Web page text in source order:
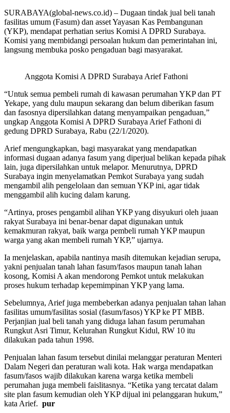
SURABAYA(global-news.co.id) – Dugaan tindak jual beli tanah
fasilitas umum (Fasum) dan asset Yayasan Kas Pembangunan
(YKP), mendapat perhatian serius Komisi A DPRD Surabaya.
Komisi yang membidangi persoalan hukum dan pemerintahan ini,
langsung membuka posko pengaduan bagi masyarakat.
Anggota Komisi A DPRD Surabaya Arief Fathoni
“Untuk semua pembeli rumah di kawasan perumahan YKP dan PT
Yekape, yang dulu maupun sekarang dan belum diberikan fasum
dan fasosnya dipersilahkan datang menyampaikan pengaduan,”
ungkap Anggota Komisi A DPRD Surabaya Arief Fathoni di
gedung DPRD Surabaya, Rabu (22/1/2020).
Arief mengungkapkan, bagi masyarakat yang mendapatkan
informasi dugaan adanya fasum yang diperjual belikan kepada pihak
lain, juga dipersilahkan untuk melapor. Menurutnya, DPRD
Surabaya ingin menyelamatkan Pemkot Surabaya yang sudah
mengambil alih pengelolaan dan semuan YKP ini, agar tidak
menggambil alih kucing dalam karung.
“Artinya, proses pengambil alihan YKP yang disyukuri oleh juaan
rakyat Surabaya ini benar-benar dapat digunakan untuk
kemakmuran rakyat, baik warga pembeli rumah YKP maupun
warga yang akan membeli rumah YKP,” ujarnya.
Ia menjelaskan, apabila nantinya masih ditemukan kejadian serupa,
yakni penjualan tanah lahan fasum/fasos maupun tanah lahan
kosong, Komisi A akan mendorong Pemkot untuk melakukan
proses hukum terhadap kepemimpinan YKP yang lama.
Sebelumnya, Arief juga membeberkan adanya penjualan tahan lahan
fasilitas umum/fasilitas sosial (fasum/fasos) YKP ke PT MBB.
Perjanjian jual beli tanah yang diduga lahan fasum perumahan
Rungkut Asri Timur, Kelurahan Rungkut Kidul, RW 10 itu
dilakukan pada tahun 1998.
Penjualan lahan fasum tersebut dinilai melanggar peraturan Menteri
Dalam Negeri dan peraturan wali kota. Hak warga mendapatkan
fasum/fasos wajib dilakukan karena warga ketika membeli
perumahan juga membeli faislitasnya. “Ketika yang tercatat dalam
site plan fasum kemudian oleh YKP dijual ini pelanggaran hukum,”
kata Arief. pur